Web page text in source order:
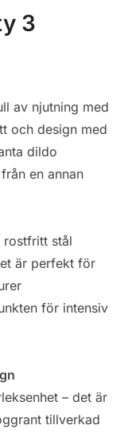
3
av njutning med
och design med
dildo
en annan
rostfritt stål
är perfekt för
för intensiv
– det är
tillverkad